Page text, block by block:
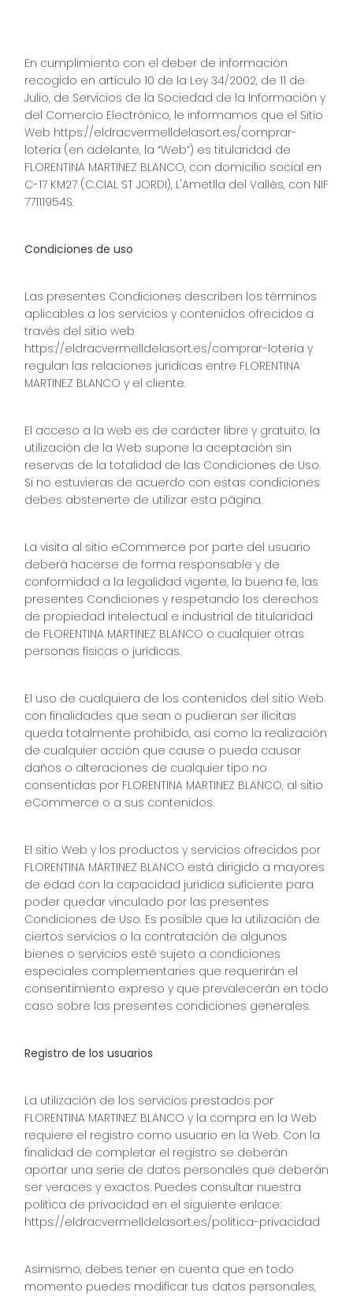
En cumplimiento con el deber de información
recogido en artículo 10 de la Ley 34/2002, de 11 de
Julio, de Servicios de la Sociedad de la Información y
del Comercio Electrónico, le informamos que el Sitio
Web https://eldracvermelldelasort.es/comprar-
loteria (en adelante, la “Web”) es titularidad de
FLORENTINA MARTINEZ BLANCO, con domicilio social en
C-17 KM27 (C.CIAL ST JORDI), L'Ametlla del Vallès, con NIF
77111954S.
Condiciones de uso
Las presentes Condiciones describen los términos
aplicables a los servicios y contenidos ofrecidos a
través del sitio web
https://eldracvermelldelasort.es/comprar-loteria y
regulan las relaciones jurídicas entre FLORENTINA
MARTINEZ BLANCO y el cliente.
El acceso a la web es de carácter libre y gratuito, la
utilización de la Web supone la aceptación sin
reservas de la totalidad de las Condiciones de Uso.
Si no estuvieras de acuerdo con estas condiciones
debes abstenerte de utilizar esta página.
La visita al sitio eCommerce por parte del usuario
deberá hacerse de forma responsable y de
conformidad a la legalidad vigente, la buena fe, las
presentes Condiciones y respetando los derechos
de propiedad intelectual e industrial de titularidad
de FLORENTINA MARTINEZ BLANCO o cualquier otras
personas físicas o jurídicas.
El uso de cualquiera de los contenidos del sitio Web
con finalidades que sean o pudieran ser ilícitas
queda totalmente prohibido, así como la realización
de cualquier acción que cause o pueda causar
daños o alteraciones de cualquier tipo no
consentidas por FLORENTINA MARTINEZ BLANCO, al sitio
eCommerce o a sus contenidos.
El sitio Web y los productos y servicios ofrecidos por
FLORENTINA MARTINEZ BLANCO está dirigido a mayores
de edad con la capacidad jurídica suficiente para
poder quedar vinculado por las presentes
Condiciones de Uso. Es posible que la utilización de
ciertos servicios o la contratación de algunos
bienes o servicios esté sujeto a condiciones
especiales complementaries que requerirán el
consentimiento expreso y que prevalecerán en todo
caso sobre las presentes condiciones generales.
Registro de los usuarios
La utilización de los servicios prestados por
FLORENTINA MARTINEZ BLANCO y la compra en la Web
requiere el registro como usuario en la Web. Con la
finalidad de completar el registro se deberán
aportar una serie de datos personales que deberán
ser veraces y exactos. Puedes consultar nuestra
política de privacidad en el siguiente enlace:
https://eldracvermelldelasort.es/politica-privacidad
Asimismo, debes tener en cuenta que en todo
momento puedes modificar tus datos personales,